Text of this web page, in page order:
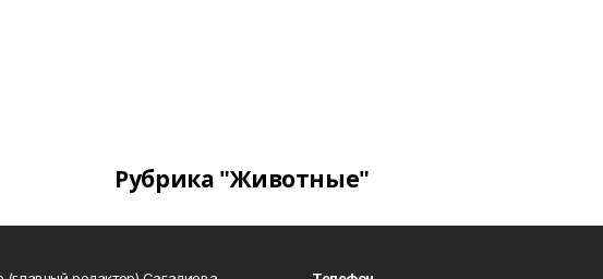
Рубрика "Животные"